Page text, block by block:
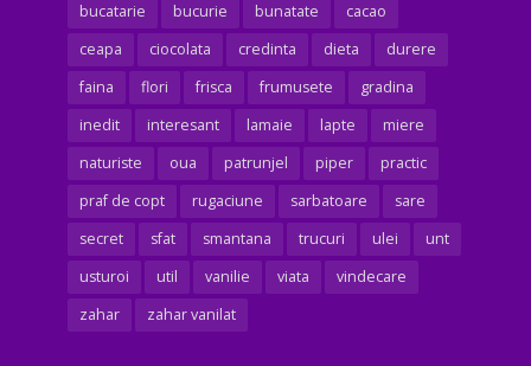
bucatarie
bucurie bunatate
cacao
ceapa
ciocolata credinta dieta
durere
faina
flori frisca frumusete
gradina
inedit
interesant lamaie lapte
miere
naturiste
oua patrunjel piper
practic
praf de copt
rugaciune sarbatoare
sare
secret
sfat smantana trucuri ulei
unt
usturoi
util vanilie viata
vindecare
zahar
zahar vanilat